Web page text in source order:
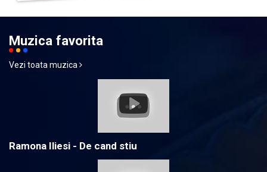
Muzica favorita
Vezi toata muzica
Ramona Iliesi - De cand stiu